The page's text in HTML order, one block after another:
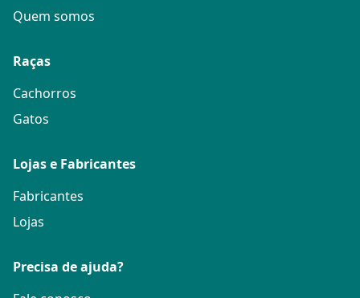
Quem somos
Raças
Cachorros
Gatos
Lojas e Fabricantes
Fabricantes
Lojas
Precisa de ajuda?